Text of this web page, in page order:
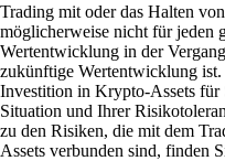
Trading mit oder das Halten
möglicherweise nicht für jeden
Wertentwicklung in der
zukünftige Wertentwicklung
Investition in Krypto-Assets für
Situation und Ihrer
zu den Risiken, die mit dem
Assets verbunden sind, finden